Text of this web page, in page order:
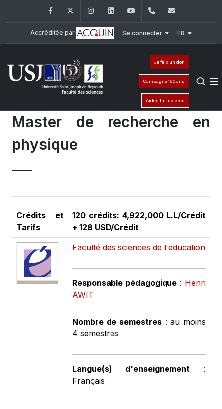
FacebookTwitter InstagramLinkedInYouTube+961 (1) 421 368
Accréditée par Se connecter FR
Je fais un don
Campagne 150 ans
Aides financières
Master de recherche en
physique
Crédits et
Tarifs
120 crédits: 4,922,000 L.L/Crédit
+ 128 USD/Crédit
Faculté des sciences de l'éducation
Responsable pédagogique : Henri
AWIT
Nombre de semestres : au moins
4 semestres
Langue(s) d'enseignement :
Français